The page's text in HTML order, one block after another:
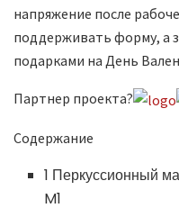
напряжение после
поддерживать форму, а
подарками на День
Партнер проекта?
Содержание
1 Перкуссионный
M1